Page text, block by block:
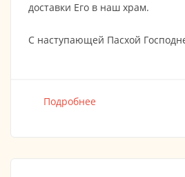
доставки Его в наш храм.
С наступающей Пасхой
Подробнее